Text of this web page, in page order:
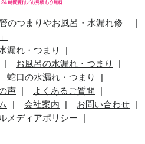
のつまりやお風呂・水漏れ修
漏れ・つまり
お風呂の水漏れ・つまり
蛇口の水漏れ・つまり
声
よくあるご質問
会社案内
お問い合わせ
メディアポリシー